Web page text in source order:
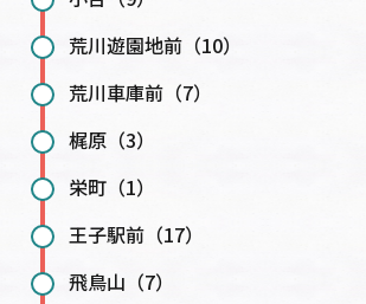
荒川遊園地前（10）
荒川車庫前（7）
梶原（3）
栄町（1）
王子駅前（17）
飛鳥山（7）